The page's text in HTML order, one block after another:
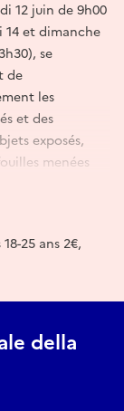
12 juin de 9h00
14 et dimanche
se
de
les
et des
exposés,
menées
fréquentée
des eaux
25 ans 2€,
della